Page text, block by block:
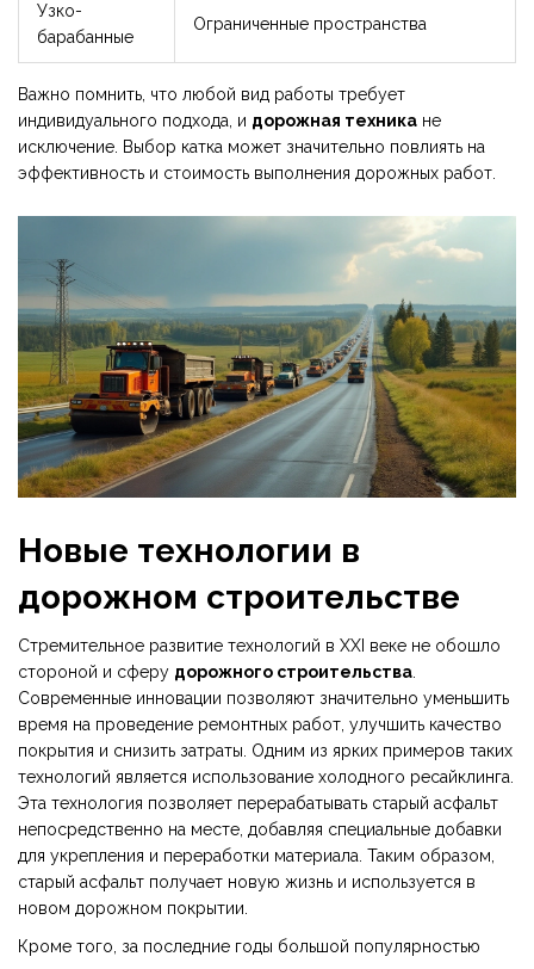
Узко-
барабанные
Ограниченные пространства
Важно помнить, что любой вид работы требует
индивидуального подхода, и дорожная техника не
исключение. Выбор катка может значительно повлиять на
эффективность и стоимость выполнения дорожных работ.
Новые технологии в
дорожном строительстве
Стремительное развитие технологий в XXI веке не обошло
стороной и сферу дорожного строительства
Современные инновации позволяют значительно уменьшить
время на проведение ремонтных работ, улучшить качество
покрытия и снизить затраты. Одним из ярких примеров таких
технологий является использование холодного ресайклинга.
Эта технология позволяет перерабатывать старый асфальт
непосредственно на месте, добавляя специальные добавки
для укрепления и переработки материала. Таким образом,
старый асфальт получает новую жизнь и используется в
новом дорожном покрытии.
Кроме того, за последние годы большой популярностью